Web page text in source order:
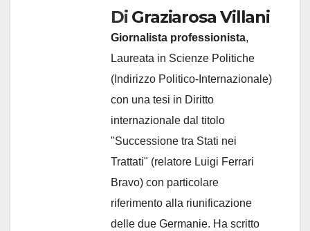
Di Graziarosa Villani
Giornalista professionista,
Laureata in Scienze Politiche
(Indirizzo Politico-Internazionale)
con una tesi in Diritto
internazionale dal titolo
"Successione tra Stati nei
Trattati" (relatore Luigi Ferrari
Bravo) con particolare
riferimento alla riunificazione
delle due Germanie. Ha scritto